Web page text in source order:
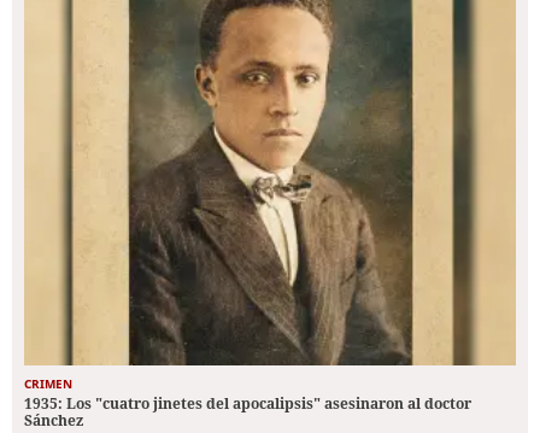
CRIMEN
1935: Los "cuatro jinetes del apocalipsis" asesinaron al doctor
Sánchez